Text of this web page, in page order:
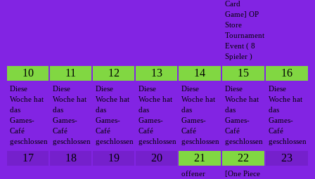
Card
Game] OP
Store
Tournament
Event ( 8
Spieler )
10
Diese
Woche hat
das
Games-
Café
geschlossen
11
Diese
Woche hat
das
Games-
Café
geschlossen
12
Diese
Woche hat
das
Games-
Café
geschlossen
13
Diese
Woche hat
das
Games-
Café
geschlossen
14
Diese
Woche hat
das
Games-
Café
geschlossen
15
Diese
Woche hat
das
Games-
Café
geschlossen
16
Diese
Woche hat
das
Games-
Café
geschlossen
17 18 19 20 21
offener
22
[One Piece
23